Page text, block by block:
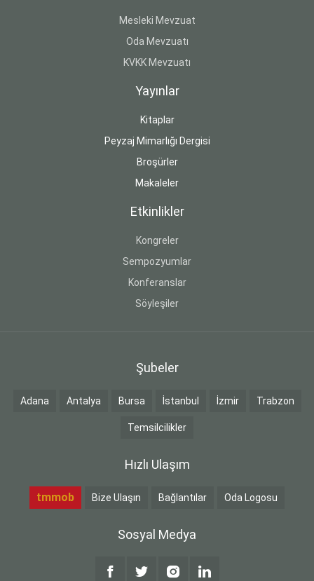
Mesleki Mevzuat
Oda Mevzuatı
KVKK Mevzuatı
Yayınlar
Kitaplar
Peyzaj Mimarlığı Dergisi
Broşürler
Makaleler
Etkinlikler
Kongreler
Sempozyumlar
Konferanslar
Söyleşiler
Şubeler
Adana Antalya Bursa İstanbul İzmir Trabzon
Temsilcilikler
Hızlı Ulaşım
tmmob Bize Ulaşın Bağlantılar Oda Logosu
Sosyal Medya